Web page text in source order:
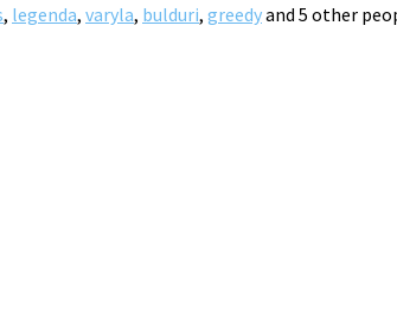
, legenda, varyla, bulduri, greedyand 5 other